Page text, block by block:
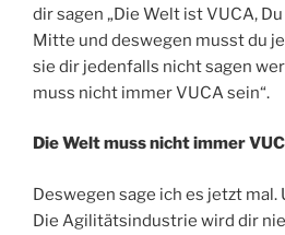
dir sagen „Die Welt ist VUCA,
Mitte und deswegen musst du
sie dir jedenfalls nicht sagen
muss nicht immer VUCA sein“.
Die Welt muss nicht immer
Deswegen sage ich es jetzt
Die Agilitätsindustrie wird dir